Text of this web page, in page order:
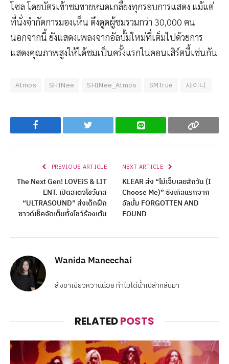
โซล โดยบัตรเข้าชมขายหมดเกลี้ยงทุกรอบการแสดง แม้แต่
ที่นั่งจำกัดการมองเห็น ดึงดูดผู้ชมรวมกว่า 30,000 คน
นอกจากนี้ ยังแสดงเพลงจากอัลบั้มใหม่ที่เต็มไปด้วยการ
แสดงคุณภาพสูงให้ได้ชมเป็นครั้งแรกในคอนเสิร์ตนี้เช่นกัน
Atmos SHINee SHINee_Atmos SMTrue 샤이니
Facebook Twitter Line Copy
PREVIOUS ARTICLE
The Next Gen! LOVEiS & LIT
ENT. เปิดสเตจโชว์เคส
“ULTRASOUND” ส่งเด็กฝึก
ซาวด์เช็คจัดเต็มทั้งโชว์ร้องเต้น
NEXT ARTICLE
KLEAR ส่ง “ไม่เจ็บเลยสักวัน (I
Choose Me)” ซิงเกิลแรกจาก
อัลบั้ม FORGOTTEN AND
FOUND
Wanida Maneechai
สั่งชาเขียวหวานน้อย ทำไมได้น้ำเปล่ากลับมา
RELATEDPOSTS